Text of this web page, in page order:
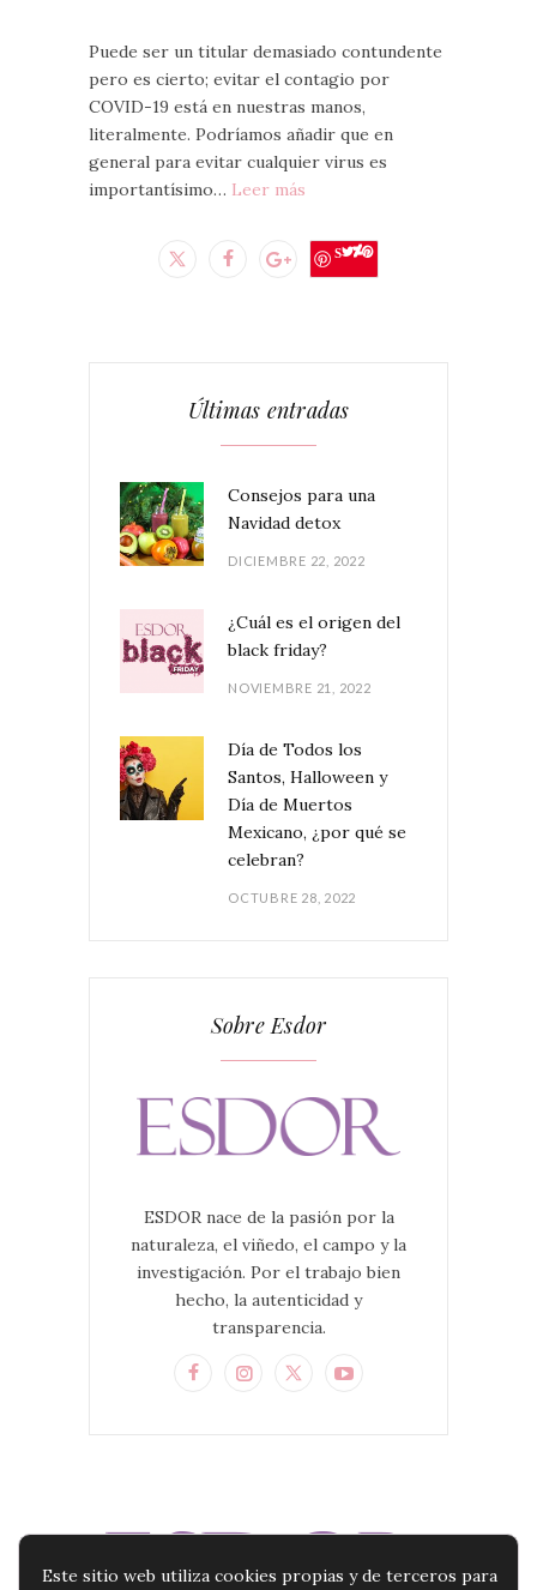
Puede ser un titular demasiado contundente
pero es cierto; evitar el contagio por
COVID-19 está en nuestras manos,
literalmente. Podríamos añadir que en
general para evitar cualquier virus es
importantísimo… Leer más
Save
Últimas entradas
Consejos para una
Navidad detox
DICIEMBRE 22, 2022
¿Cuál es el origen del
black friday?
NOVIEMBRE 21, 2022
Día de Todos los
Santos, Halloween y
Día de Muertos
Mexicano, ¿por qué se
celebran?
OCTUBRE 28, 2022
Sobre Esdor
ESDOR nace de la pasión por la
naturaleza, el viñedo, el campo y la
investigación. Por el trabajo bien
hecho, la autenticidad y
transparencia.
Este sitio web utiliza cookies propias y de terceros para